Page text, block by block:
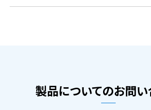
製品についてのお問